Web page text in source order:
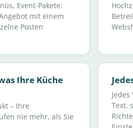
Event-Pakete:
mit einem
Posten
Ihre Küche
– Ihre
nie mehr, als Sie
Text,